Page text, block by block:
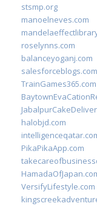
stsmp.org
manoelneves.com
roselynns.com
balanceyoganj.com
salesforceblogs.com
TrainGames365.com
halobjd.com
PikaPikaApp.com
VersifyLifestyle.com